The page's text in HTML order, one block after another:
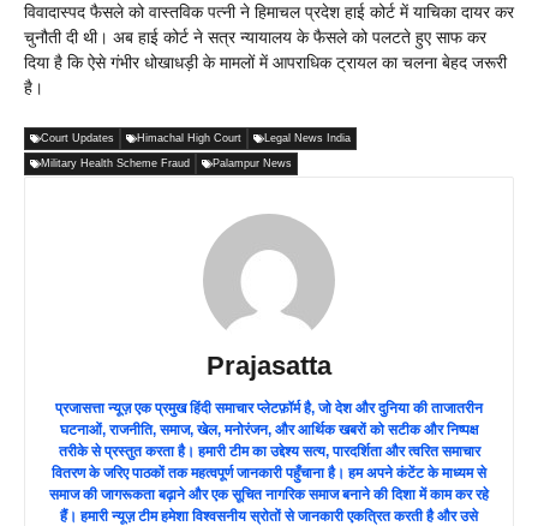
विवादास्पद फैसले को वास्तविक पत्नी ने हिमाचल प्रदेश हाई कोर्ट में याचिका दायर कर
चुनौती दी थी। अब हाई कोर्ट ने सत्र न्यायालय के फैसले को पलटते हुए साफ कर
दिया है कि ऐसे गंभीर धोखाधड़ी के मामलों में आपराधिक ट्रायल का चलना बेहद जरूरी
है।
Court Updates Himachal High Court Legal News India
Military Health Scheme Fraud Palampur News
Prajasatta
प्रजासत्ता न्यूज़ एक प्रमुख हिंदी समाचार प्लेटफ़ॉर्म है, जो देश और दुनिया की ताजातरीन
घटनाओं, राजनीति, समाज, खेल, मनोरंजन, और आर्थिक खबरों को सटीक और निष्पक्ष
तरीके से प्रस्तुत करता है। हमारी टीम का उद्देश्य सत्य, पारदर्शिता और त्वरित समाचार
वितरण के जरिए पाठकों तक महत्वपूर्ण जानकारी पहुँचाना है। हम अपने कंटेंट के माध्यम से
समाज की जागरूकता बढ़ाने और एक सूचित नागरिक समाज बनाने की दिशा में काम कर रहे
हैं। हमारी न्यूज़ टीम हमेशा विश्वसनीय स्रोतों से जानकारी एकत्रित करती है और उसे